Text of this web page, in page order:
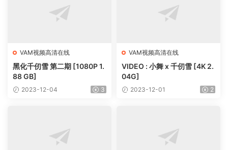
VAM视频高清在线
黑化千仞雪 第二期 [1080P 1.
88 GB]
2023-12-04 3
VAM视频高清在线
VIDEO : 小舞 x 千仞雪 [4K 2.
04G]
2023-12-01 2